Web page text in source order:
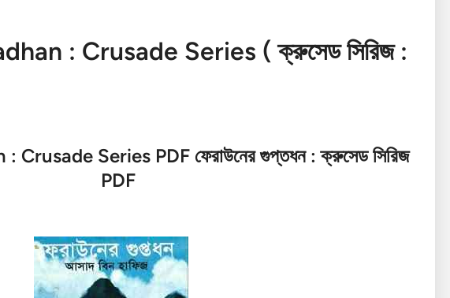
: Crusade Series ( ক্রুসেড সিরিজ :
Series PDF ফেরাউনের গুপ্তধন:ক্রুসেড সিরিজ
PDF